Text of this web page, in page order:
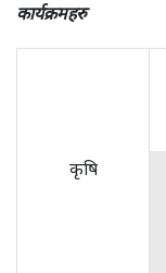
कार्यक्रमहरु
कृषि